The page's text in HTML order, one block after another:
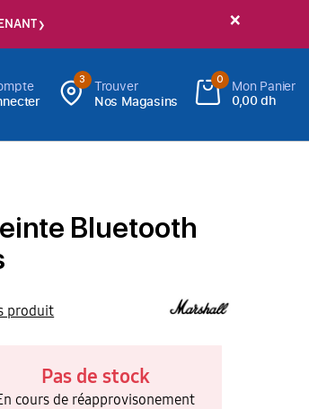
×
3
Trouver
Nos Magasins
0
Mon Panier
0,00 dh
Bluetooth
produit
Pas de stock
cours de réapprovisonement